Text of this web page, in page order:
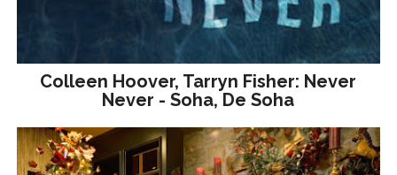
Colleen Hoover, Tarryn Fisher: Never
Never - Soha, De Soha